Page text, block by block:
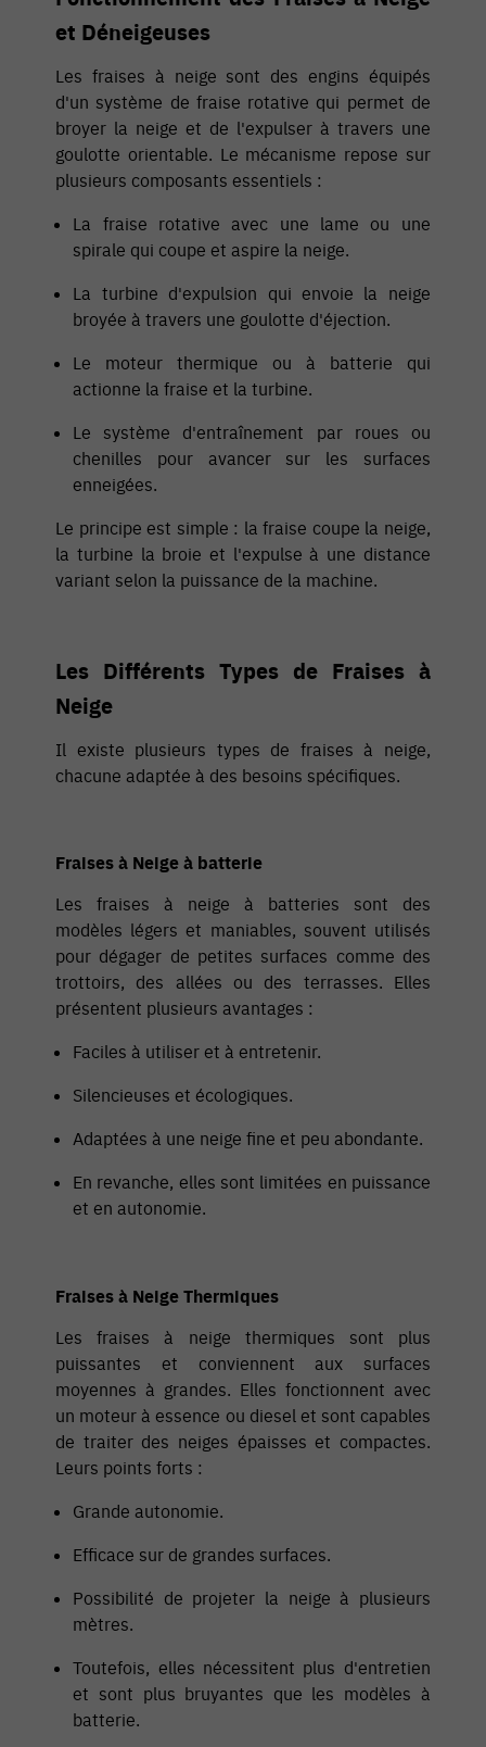
et Déneigeuses
Les fraises à neige sont des engins équipés
d'un système de fraise rotative qui permet de
broyer la neige et de l'expulser à travers une
goulotte orientable. Le mécanisme repose sur
plusieurs composants essentiels :
La fraise rotative avec une lame ou une
spirale qui coupe et aspire la neige.
La turbine d'expulsion qui envoie la neige
broyée à travers une goulotte d'éjection.
Le moteur thermique ou à batterie qui
actionne la fraise et la turbine.
Le système d'entraînement par roues ou
chenilles pour avancer sur les surfaces
enneigées.
Le principe est simple : la fraise coupe la neige,
la turbine la broie et l'expulse à une distance
variant selon la puissance de la machine.
Les Différents Types de Fraises à
Neige
Il existe plusieurs types de fraises à neige,
chacune adaptée à des besoins spécifiques.
Fraises à Neige à batterie
Les fraises à neige à batteries sont des
modèles légers et maniables, souvent utilisés
pour dégager de petites surfaces comme des
trottoirs, des allées ou des terrasses. Elles
présentent plusieurs avantages :
Faciles à utiliser et à entretenir.
Silencieuses et écologiques.
Adaptées à une neige fine et peu abondante.
En revanche, elles sont limitées en puissance
et en autonomie.
Fraises à Neige Thermiques
Les fraises à neige thermiques sont plus
puissantes et conviennent aux surfaces
moyennes à grandes. Elles fonctionnent avec
un moteur à essence ou diesel et sont capables
de traiter des neiges épaisses et compactes.
Leurs points forts :
Grande autonomie.
Efficace sur de grandes surfaces.
Possibilité de projeter la neige à plusieurs
mètres.
Toutefois, elles nécessitent plus d'entretien
et sont plus bruyantes que les modèles à
batterie.